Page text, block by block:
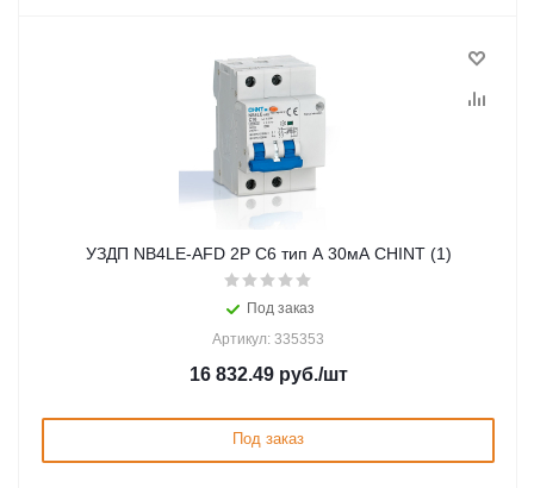
УЗДП NB4LE-AFD 2P C6 тип A 30мА CHINT (1)
Под заказ
Артикул: 335353
16 832.49руб./шт
Под заказ